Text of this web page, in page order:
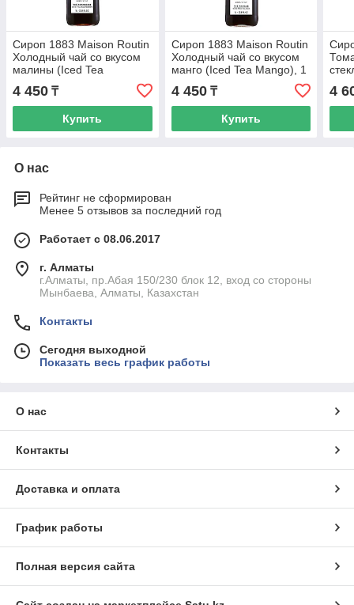
Сироп 1883 Maison Routin
Холодный чай со вкусом
малины (Iced Tea
Raspberry), 1 л, стекло
4 450 ₸
Купить
Сироп 1883 Maison Routin
Холодный чай со вкусом
манго (Iced Tea Mango), 1
л, стекло
4 450₸
Купить
4
О нас
Рейтинг не сформирован
Менее 5 отзывов за последний год
Работает с 08.06.2017
г. Алматы
г.Алматы, пр.Абая 150/230 блок 12, вход со стороны
Мынбаева, Алматы, Казахстан
Контакты
Сегодня выходной
Показать весь график работы
О нас
Контакты
Доставка и оплата
График работы
Полная версия сайта